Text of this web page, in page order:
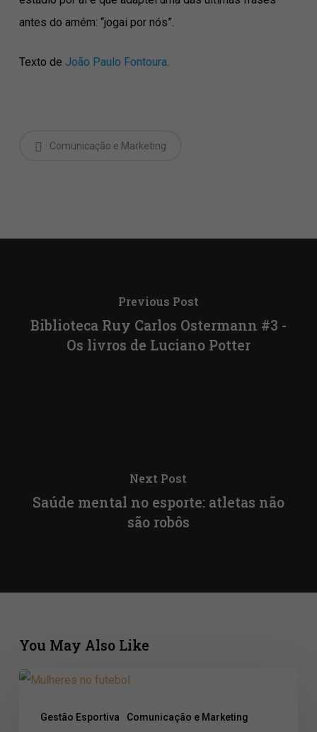
antes do amém: “jogai por nós”.
Texto de João Paulo Fontoura.
Comunicação e Marketing
Previous Post
Biblioteca Ruy Carlos Ostermann #3 -
Os livros de Luciano Potter
Next Post
Saúde mental no esporte: atletas não
são robôs
You May Also Like
Gestão Esportiva Comunicação e Marketing
Quando
propósito